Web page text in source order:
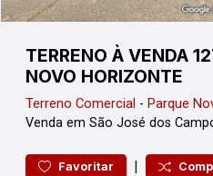
TERRENO À VENDA
NOVO HORIZONTE
Terreno Comercial - Parque
Venda em São José dos
Favoritar |